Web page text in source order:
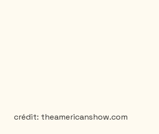
crédit: theamericanshow.com